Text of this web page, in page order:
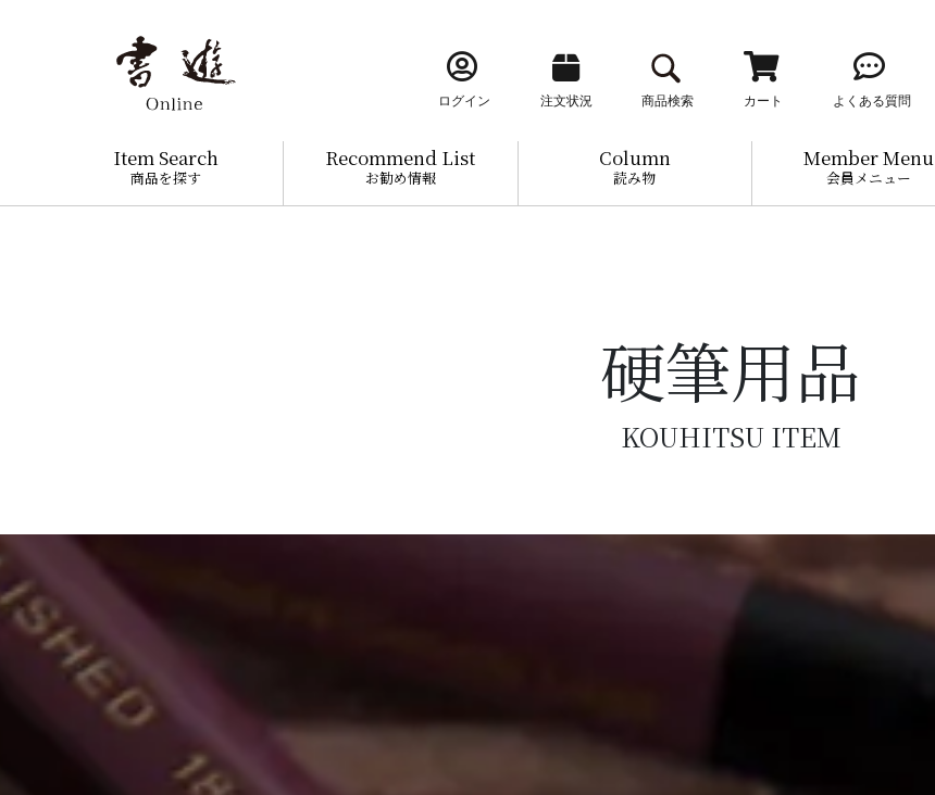
ログイン 注文状況 商品検索 カート よくある質問
Item Search
商品を探す
Recommend List
お勧め情報
Column
読み物
Member Menu
会員メニュー
硬筆用品
KOUHITSU ITEM